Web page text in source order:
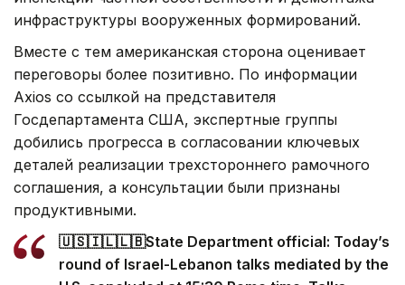
инфраструктуры вооруженных формирований.
Вместе с тем американская сторона оценивает
переговоры более позитивно. По информации
Axios со ссылкой на представителя
Госдепартамента США, экспертные группы
добились прогресса в согласовании ключевых
деталей реализации трехстороннего рамочного
соглашения, а консультации были признаны
продуктивными.
🇺🇸🇮🇱🇱🇧State Department official: Today’s
round of Israel-Lebanon talks mediated by the